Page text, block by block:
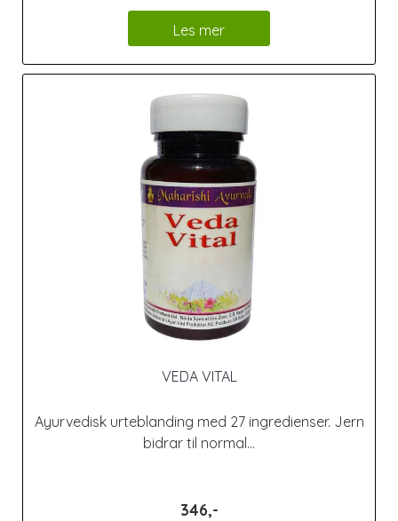
Les mer
VEDA VITAL
Ayurvedisk urteblanding med 27 ingredienser. Jern
bidrar til normal...
346,-